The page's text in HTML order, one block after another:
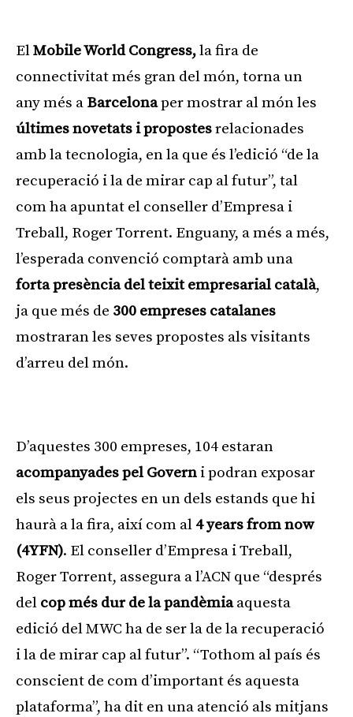
ElMobile World Congress,la fira de
connectivitat més gran del món, torna un
any més a Barcelonaper mostrar al món les
últimes novetats i propostesrelacionades
amb la tecnologia, en la que és l’edició “de la
recuperació i la de mirar cap al futur”, tal
com ha apuntat el conseller d’Empresa i
Treball, Roger Torrent. Enguany, a més a més,
l’esperada convenció comptarà amb una
forta presència del teixit empresarial català,
ja que més de 300 empreses catalanes
mostraran les seves propostes als visitants
d’arreu del món.
D’aquestes 300 empreses, 104 estaran
acompanyades pel Govern i podran exposar
els seus projectes en un dels estands que hi
haurà a la fira, així com al 4 years from now
(4YFN). El conseller d’Empresa i Treball,
Roger Torrent, assegura a l’ACN que “després
del cop més dur de la pandèmiaaquesta
edició del MWC ha de ser la de la recuperació
i la de mirar cap al futur”. “Tothom al país és
conscient de com d’important és aquesta
plataforma”, ha dit en una atenció als mitjans